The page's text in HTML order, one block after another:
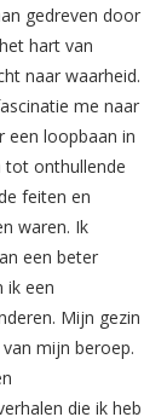
gedreven door
hart van
naar waarheid.
me naar
een loopbaan in
tot onthullende
feiten en
waren. Ik
een beter
ik een
Mijn gezin
mijn beroep.
die ik heb